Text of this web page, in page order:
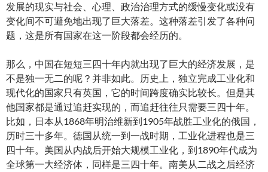
发展的现实与社会、心理、政治治理方式的缓慢变化或没有
变化间不可避免地出现了巨大落差。这种落差引发了各种问
题，这是所有国家在这一阶段都会经历的。
那么，中国在短短三四十年内就出现了巨大的经济发展，是
不是独一无二的呢？并非如此。历史上，独立完成工业化和
现代化的国家只有英国，它的时间跨度确实比较长。但是其
他国家都是通过追赶实现的，而追赶往往只需要三四十年。
比如，日本从1868年明治维新到1905年战胜工业化的俄国，
历时三十多年。德国从统一到一战时期，工业化进程也是三
四十年。美国从内战后开始大规模工业化，到1890年代成为
全球第一大经济体，同样是三四十年。南美从二战之后经济